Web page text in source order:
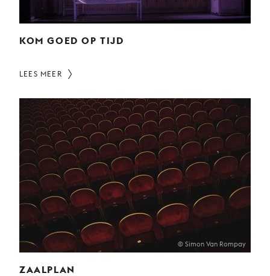
KOM GOED OP TIJD
LEES MEER
© Simon Van Rompay
ZAALPLAN